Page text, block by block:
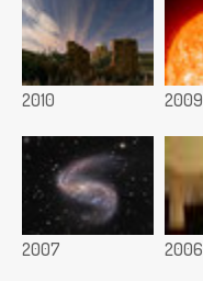
2010 2009
2007 2006